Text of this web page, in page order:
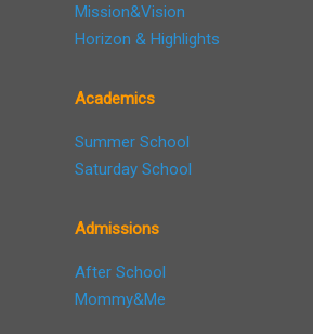
Mission&Vision
Horizon & Highlights
Academics
Summer School
Saturday School
Admissions
After School
Mommy&Me